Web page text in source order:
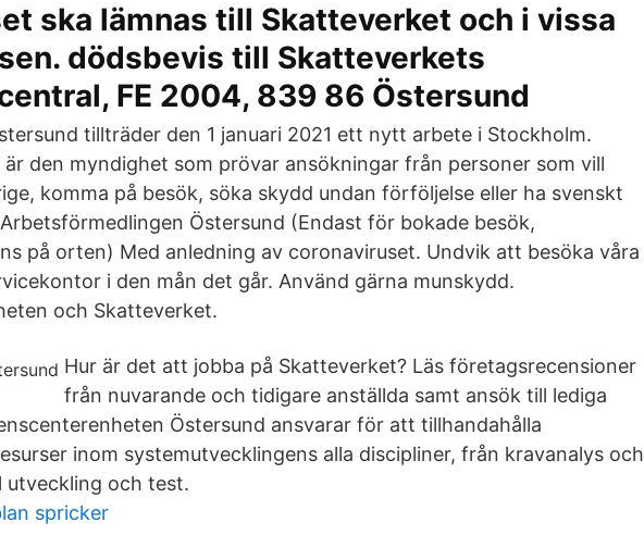
ska lämnas till Skatteverket och i vissa
dödsbevis till Skatteverkets
FE 2004, 839 86 Östersund
tillträder den 1 januari 2021 ett nytt arbete i Stockholm.
den myndighet som prövar ansökningar från personer som vill
komma på besök, söka skydd undan förföljelse eller ha svenskt
Östersund (Endast för bokade besök,
på orten) Med anledning av coronaviruset. Undvik att besöka våra
i den mån det går. Använd gärna munskydd.
och Skatteverket.
Hur är det att jobba på Skatteverket? Läs företagsrecensioner
från nuvarande och tidigare anställda samt ansök till lediga
Östersund ansvarar för att tillhandahålla
inom systemutvecklingens alla discipliner, från kravanalys och
och test.
spricker